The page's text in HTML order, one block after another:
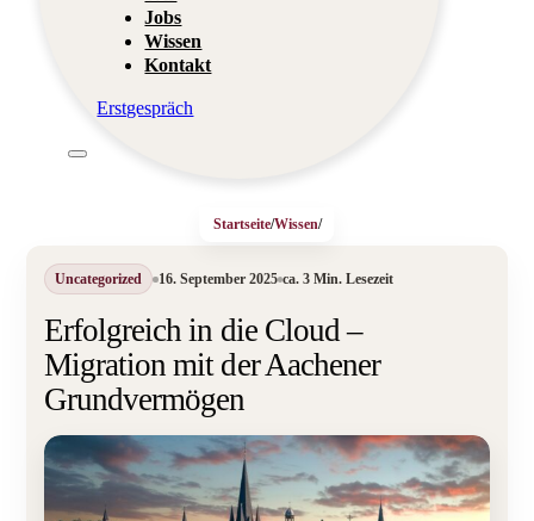
Jobs
Wissen
Kontakt
Erstgespräch
Startseite/Wissen/
Uncategorized 16. September 2025 ca. 3 Min. Lesezeit
Erfolgreich in die Cloud –
Migration mit der Aachener
Grundvermögen